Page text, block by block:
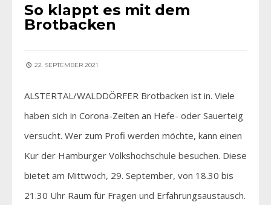
So klappt es mit dem
Brotbacken
22. SEPTEMBER 2021
ALSTERTAL/WALDDÖRFER Brotbacken ist in. Viele
haben sich in Corona-Zeiten an Hefe- oder Sauerteig
versucht. Wer zum Profi werden möchte, kann einen
Kur der Hamburger Volkshochschule besuchen. Diese
bietet am Mittwoch, 29. September, von 18.30 bis
21.30 Uhr Raum für Fragen und Erfahrungsaustausch.